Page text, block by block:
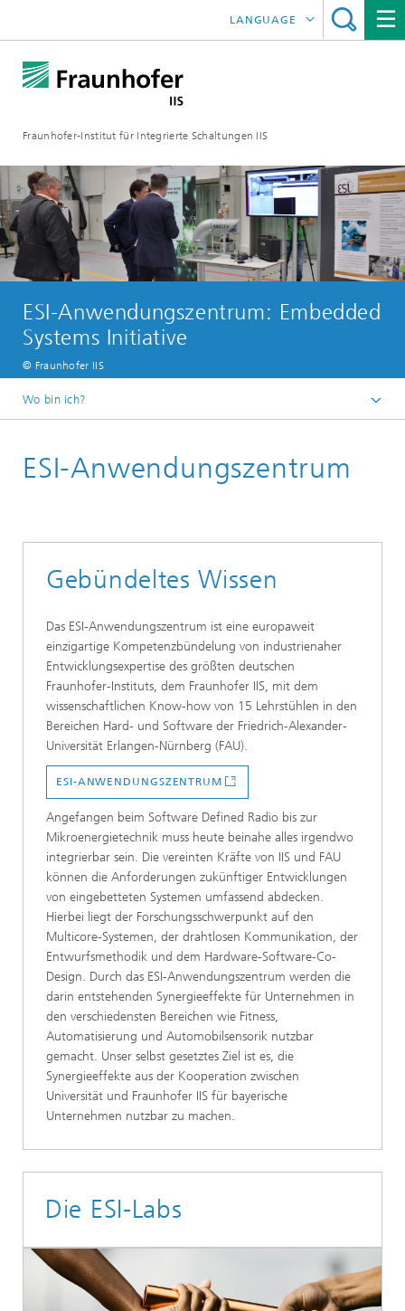
Fraunhofer-Institut für Integrierte Schaltungen IIS
LANGUAGE
中文
한국어
ESI-Anwendungszentrum: Embedded
Systems Initiative
© Fraunhofer IIS
Wo bin ich?
Forschungsbereiche
Anwendungen und Projekte
ESI-Anwendungszentrum
Gebündeltes Wissen
Das ESI-Anwendungszentrum ist eine europaweit
einzigartige Kompetenzbündelung von industrienaher
Entwicklungsexpertise des größten deutschen
Fraunhofer-Instituts, dem Fraunhofer IIS, mit dem
wissenschaftlichen Know-how von 15 Lehrstühlen in den
Bereichen Hard- und Software der Friedrich-Alexander-
Universität Erlangen-Nürnberg (FAU).
ESI-ANWENDUNGSZENTRUM
Angefangen beim Software Defined Radio bis zur
Mikroenergietechnik muss heute beinahe alles irgendwo
integrierbar sein. Die vereinten Kräfte von IIS und FAU
können die Anforderungen zukünftiger Entwicklungen
von eingebetteten Systemen umfassend abdecken.
Hierbei liegt der Forschungsschwerpunkt auf den
Multicore-Systemen, der drahtlosen Kommunikation, der
Entwurfsmethodik und dem Hardware-Software-Co-
Design. Durch das ESI-Anwendungszentrum werden die
darin entstehenden Synergieeffekte für Unternehmen in
den verschiedensten Bereichen wie Fitness,
Automatisierung und Automobilsensorik nutzbar
gemacht. Unser selbst gesetztes Ziel ist es, die
Synergieeffekte aus der Kooperation zwischen
Universität und Fraunhofer IIS für bayerische
Unternehmen nutzbar zu machen.
Die ESI-Labs